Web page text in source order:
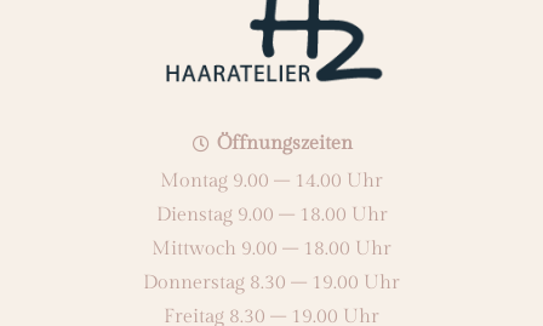
Öffnungszeiten
Montag 9.00 – 14.00 Uhr
Dienstag 9.00 – 18.00 Uhr
Mittwoch 9.00 – 18.00 Uhr
Donnerstag 8.30 – 19.00 Uhr
Freitag 8.30 – 19.00 Uhr